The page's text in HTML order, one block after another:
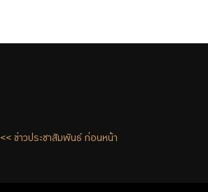
<< ข่าวประชาสัมพันธ์ ก่อนหน้า